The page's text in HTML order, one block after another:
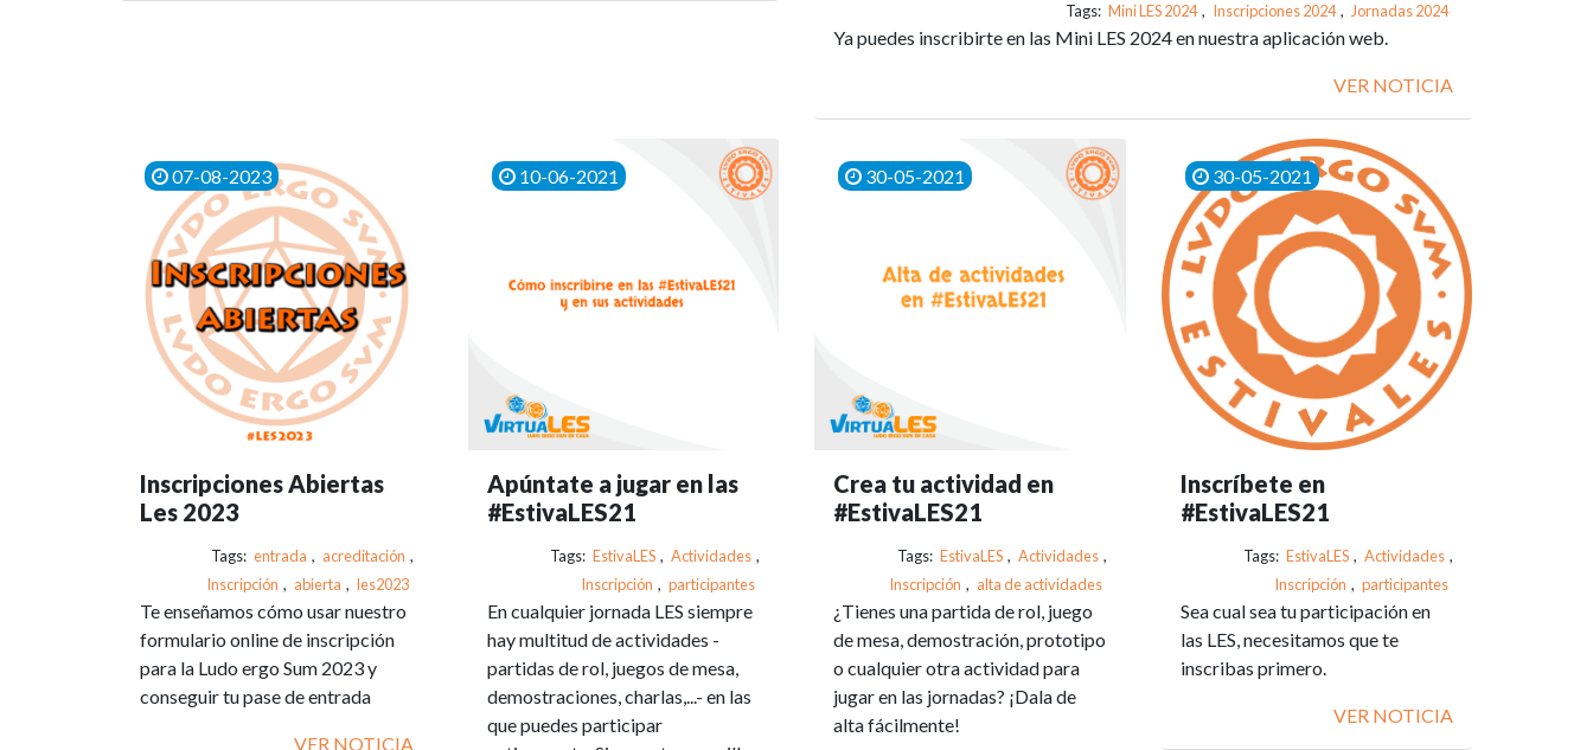
Tags: Mini LES 2024 , Inscripciones 2024 , Jornadas 2024
Ya puedes inscribirte en las Mini LES 2024 en nuestra aplicación web.
VER NOTICIA
07-08-2023
Inscripciones Abiertas
Les 2023
Tags: entrada , acreditación ,
Inscripción , abierta , les2023
Te enseñamos cómo usar nuestro
formulario online de inscripción
para la Ludo ergo Sum 2023 y
conseguir tu pase de entrada
VER NOTICIA
10-06-2021
Apúntate a jugar en las
#EstivaLES21
Tags: EstivaLES , Actividades ,
Inscripción , participantes
En cualquier jornada LES siempre
hay multitud de actividades -
partidas de rol, juegos de mesa,
demostraciones, charlas,...- en las
que puedes participar
30-05-2021
Crea tu actividad en
#EstivaLES21
Tags: EstivaLES , Actividades ,
Inscripción , alta de actividades
¿Tienes una partida de rol, juego
de mesa, demostración, prototipo
o cualquier otra actividad para
jugar en las jornadas? ¡Dala de
alta fácilmente!
30-05-2021
Inscríbete en
#EstivaLES21
Tags: EstivaLES , Actividades ,
Inscripción , participantes
Sea cual sea tu participación en
las LES, necesitamos que te
inscribas primero.
VER NOTICIA